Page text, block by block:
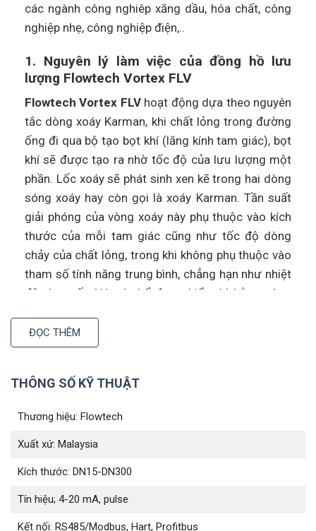
các ngành công nghiêp xăng dầu, hóa chất, công
nghiệp nhẹ, công nghiệp điện,..
1. Nguyên lý làm việc của đồng hồ lưu
lượng Flowtech Vortex FLV
Flowtech Vortex FLVhoạt động dựa theo nguyên
tắc dòng xoáy Karman, khi chất lỏng trong đường
ống đi qua bộ tạo bọt khí (lăng kính tam giác), bọt
khí sẽ được tạo ra nhờ tốc độ của lưu lượng một
phần. Lốc xoáy sẽ phát sinh xen kẽ trong hai dòng
sóng xoáy hay còn gọi là xoáy Karman. Tần suất
giải phóng của vòng xoáy này phụ thuộc vào kích
thước của mỗi tam giác cũng như tốc độ dòng
chảy của chất lỏng, trong khi không phụ thuộc vào
tham số tính năng trung bình, chẳng hạn như nhiệt
độ, áp suất. Nó có thể được biểu thị bằng công
F=sR*v (1-1.27*d/D) Q=3600*F/K M=Q*P
Trong đó
F: Tần số giải phóng dòng xoáy Karman (Hz)
Sr: Số Strouhal (đơn vị: thứ nguyên ít hơn)
V: Tốc độ dòng chảy trung bình (m/s)
D: Đường kính trong của máy đo xoáy (m)
Q: Lưu lượng thể tích tức thời (m3/h)
ĐỌC THÊM
THÔNG SỐ KỸ THUẬT
Thương hiệu: Flowtech
Xuất xứ: Malaysia
Kích thước: DN15-DN300
Tín hiệu; 4-20 mA, pulse
Kết nối: RS485/Modbus, Hart, Profitbus